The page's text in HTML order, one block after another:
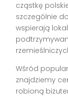
cząstkę
szczególnie
wspierają
Wśród
znajdziemy
robioną